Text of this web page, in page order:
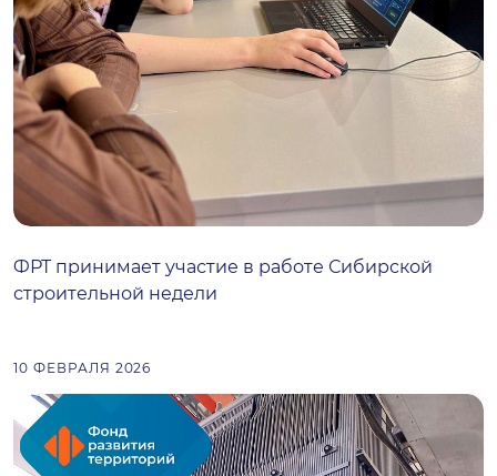
ФРТ принимает участие в работе Сибирской
строительной недели
10 ФЕВРАЛЯ 2026